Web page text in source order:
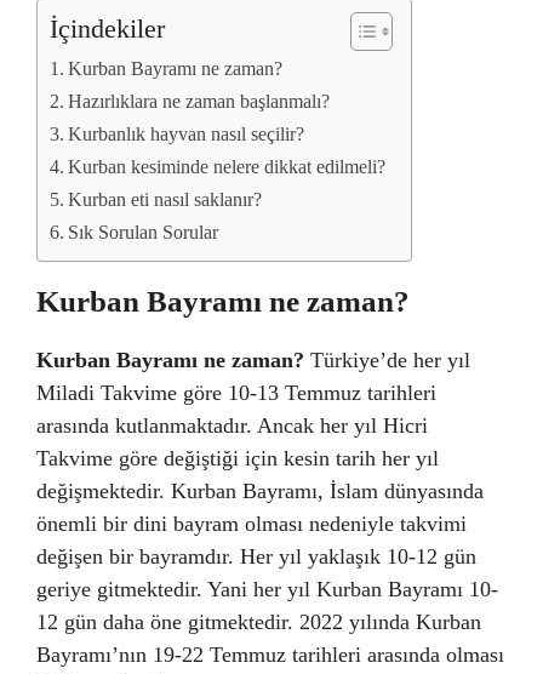
İçindekiler
Kurban Bayramı ne zaman?
Hazırlıklara ne zaman başlanmalı?
Kurbanlık hayvan nasıl seçilir?
Kurban kesiminde nelere dikkat edilmeli?
Kurban eti nasıl saklanır?
Sık Sorulan Sorular
Kurban Bayramı ne zaman?
Kurban Bayramı ne zaman? Türkiye’de her yıl
Miladi Takvime göre 10-13 Temmuz tarihleri
arasında kutlanmaktadır. Ancak her yıl Hicri
Takvime göre değiştiği için kesin tarih her yıl
değişmektedir. Kurban Bayramı, İslam dünyasında
önemli bir dini bayram olması nedeniyle takvimi
değişen bir bayramdır. Her yıl yaklaşık 10-12 gün
geriye gitmektedir. Yani her yıl Kurban Bayramı 10-
12 gün daha öne gitmektedir. 2022 yılında Kurban
Bayramı’nın 19-22 Temmuz tarihleri arasında olması